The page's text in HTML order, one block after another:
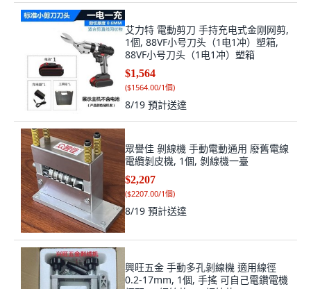
艾力特 電動剪刀 手持充电式金刚网剪,
1個, 88VF小号刀头（1电1冲）塑箱,
88VF小号刀头（1电1冲）塑箱
$1,564
($1564.00/1個)
8/19 預計送達
眾譽佳 剝線機 手動電動通用 廢舊電線
電纜剝皮機, 1個, 剝線機一臺
$2,207
($2207.00/1個)
8/19 預計送達
興旺五金 手動多孔剝線機 適用線徑
0.2-17mm, 1個, 手搖 可自己電鑽電機